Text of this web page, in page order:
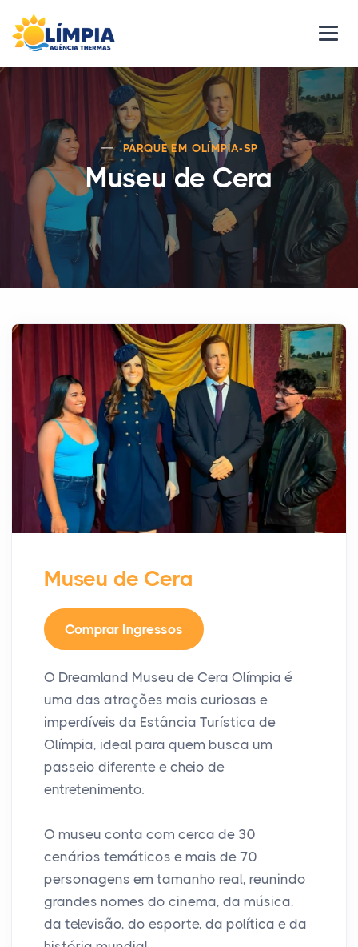
PARQUE EM OLÍMPIA-SP
Museu de Cera
Museu de Cera
Comprar Ingressos
O Dreamland Museu de Cera Olímpia é
uma das atrações mais curiosas e
imperdíveis da Estância Turística de
Olímpia, ideal para quem busca um
passeio diferente e cheio de
entretenimento.
O museu conta com cerca de 30
cenários temáticos e mais de 70
personagens em tamanho real, reunindo
grandes nomes do cinema, da música,
da televisão, do esporte, da política e da